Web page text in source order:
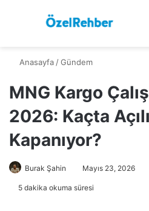
Anasayfa /Gündem
MNG Kargo
2026: Kaçta
Kapanıyor?
Burak Şahin Mayıs 23, 2026
5 dakika okuma süresi